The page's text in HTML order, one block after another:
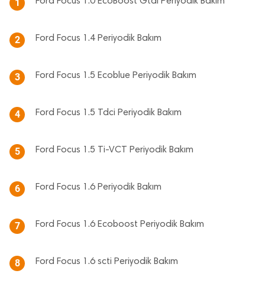
1
2 Ford Focus 1.4 Periyodik Bakım
3 Ford Focus 1.5 Ecoblue Periyodik Bakım
4 Ford Focus 1.5 Tdci Periyodik Bakım
5 Ford Focus 1.5 Ti-VCT Periyodik Bakım
6 Ford Focus 1.6 Periyodik Bakım
7 Ford Focus 1.6 Ecoboost Periyodik Bakım
8 Ford Focus 1.6 scti Periyodik Bakım